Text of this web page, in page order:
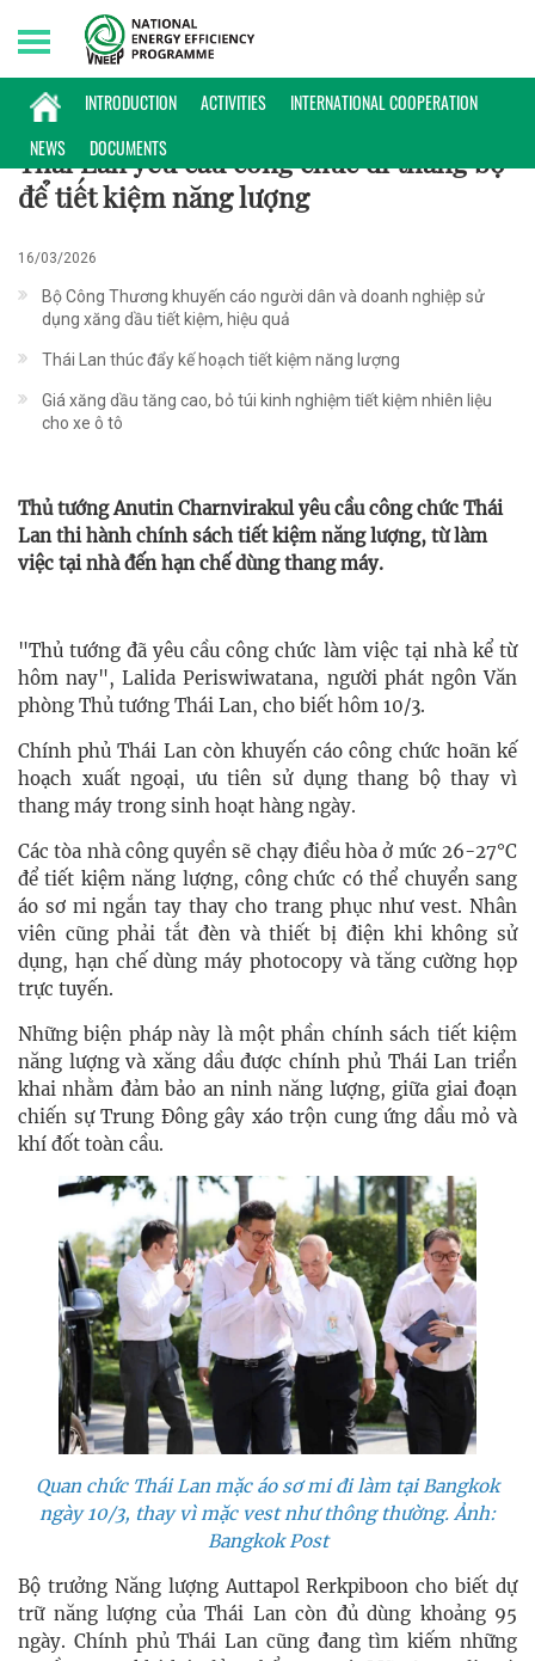
INTRODUCTION ACTIVITIES
INTERNATIONAL COOPERATION
NEWS
DOCUMENTS
Sunday, 09/08/2026 | 21:51 GMT+7
PHỔ BIẾN KIẾN THỨC
Thái Lan yêu cầu công chức đi thang bộ
để tiết kiệm năng lượng
16/03/2026
Bộ Công Thương khuyến cáo người dân và doanh nghiệp sử
dụng xăng dầu tiết kiệm, hiệu quả
Thái Lan thúc đẩy kế hoạch tiết kiệm năng lượng
Giá xăng dầu tăng cao, bỏ túi kinh nghiệm tiết kiệm nhiên liệu
cho xe ô tô
Thủ tướng Anutin Charnvirakul yêu cầu công chức Thái
Lan thi hành chính sách tiết kiệm năng lượng, từ làm
việc tại nhà đến hạn chế dùng thang máy.
"Thủ tướng đã yêu cầu công chức làm việc tại nhà kể từ
hôm nay", Lalida Periswiwatana, người phát ngôn Văn
phòng Thủ tướng Thái Lan, cho biết hôm 10/3.
Chính phủ Thái Lan còn khuyến cáo công chức hoãn kế
hoạch xuất ngoại, ưu tiên sử dụng thang bộ thay vì
thang máy trong sinh hoạt hàng ngày.
Các tòa nhà công quyền sẽ chạy điều hòa ở mức 26-27°C
để tiết kiệm năng lượng, công chức có thể chuyển sang
áo sơ mi ngắn tay thay cho trang phục như vest. Nhân
viên cũng phải tắt đèn và thiết bị điện khi không sử
dụng, hạn chế dùng máy photocopy và tăng cường họp
trực tuyến.
Những biện pháp này là một phần chính sách tiết kiệm
năng lượng và xăng dầu được chính phủ Thái Lan triển
khai nhằm đảm bảo an ninh năng lượng, giữa giai đoạn
chiến sự Trung Đông gây xáo trộn cung ứng dầu mỏ và
khí đốt toàn cầu.
Quan chức Thái Lan mặc áo sơ mi đi làm tại Bangkok
ngày 10/3, thay vì mặc vest như thông thường. Ảnh:
Bangkok Post
Bộ trưởng Năng lượng Auttapol Rerkpiboon cho biết dự
trữ năng lượng của Thái Lan còn đủ dùng khoảng 95
ngày. Chính phủ Thái Lan cũng đang tìm kiếm những